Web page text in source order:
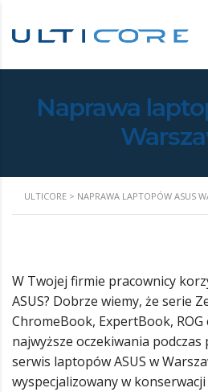
Naprawa
ULTICORE > NAPRAWA LAPTOPÓW ASUS
W Twojej firmie pracownicy
ASUS? Dobrze wiemy, że serie
ChromeBook, ExpertBook, ROG
najwyższe oczekiwania podczas
serwis laptopów ASUS w
wyspecjalizowany w